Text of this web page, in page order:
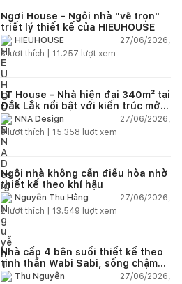
Ngơi House - Ngôi nhà "vẽ trọn"
triết lý thiết kế của HIEUHOUSE
HIEUHOUSE
27/06/2026,
3lượt thích | 11.257 lượt xem
LT House – Nhà hiện đại 340m² tại
Đắk Lắk nổi bật với kiến trúc mở
và hệ sân vườn kết nối thiên
nhiên
NNA Design
27/06/2026,
3lượt thích | 15.358 lượt xem
Ngôi nhà không cần điều hòa nhờ
thiết kế theo khí hậu
Nguyễn Thu Hằng
27/06/2026,
2lượt thích | 13.549 lượt xem
Nhà cấp 4 bên suối thiết kế theo
tinh thần Wabi Sabi, sống chậm
giữa thiên nhiên
Thu Nguyễn 27/06/2026,